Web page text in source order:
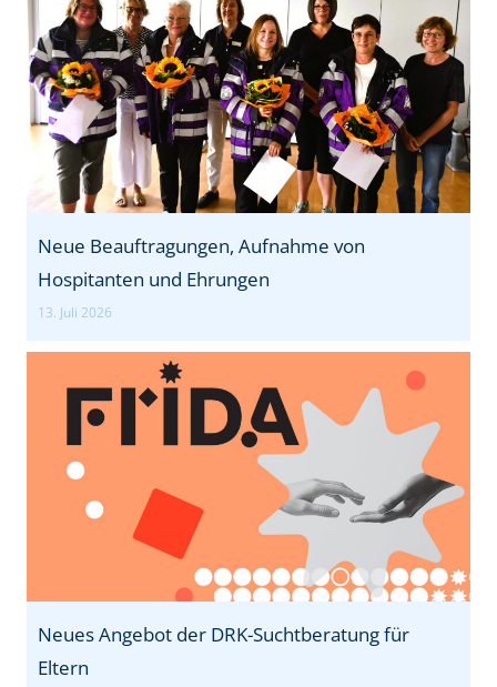
Neue Beauftragungen, Aufnahme von
Hospitanten und Ehrungen
13. Juli 2026
Neues Angebot der DRK-Suchtberatung für
Eltern